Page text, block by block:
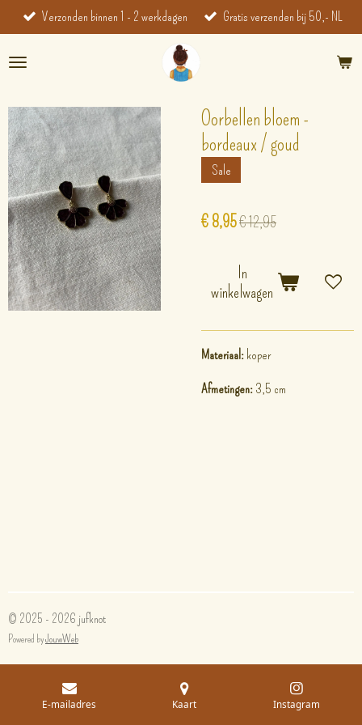
Ga
direct
naar
Verzonden binnen 1 - 2 werkdagen Gratis verzenden bij 50,- NL
Oorbellen bloem -
bordeaux / goud
Sale
€ 8,95€ 12,95
In
winkelwagen
Materiaal: koper
Afmetingen: 3,5 cm
© 2025 - 2026 jufknot
Powered byJouwWeb
E-mailadres Kaart Instagram